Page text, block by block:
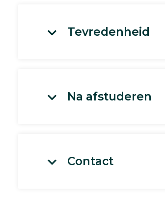
Tevredenheid
Na afstuderen
Contact